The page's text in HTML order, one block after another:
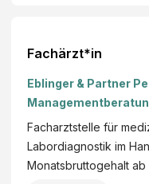
Fachärzt*in
Eblinger & Partner
Facharztstelle für
Labordiagnostik im
Monatsbruttogehalt ab